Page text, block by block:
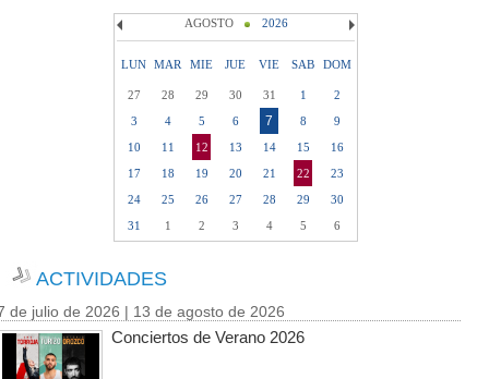
AGOSTO 2026
LUN MAR MIE JUE VIE SAB DOM
27 28 29 30 31 1
2
3
4 5 6 7 8
9
10
11 12 13 14 15
16
17
18 19 20 21 22
23
24
25 26 27 28 29
30
31
1 2 3 4 5 6
ACTIVIDADES
de julio de 2026 | 13 de agosto de 2026
Conciertos de Verano 2026